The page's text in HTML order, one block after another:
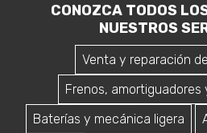
CONOZCA TODOS
NUESTROS
Venta y reparación
Frenos,
Baterías y mecánica ligera